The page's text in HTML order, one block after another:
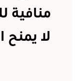
منافية
لا